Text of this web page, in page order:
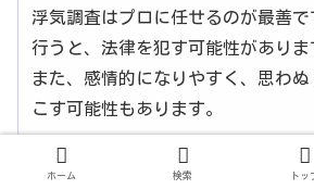
浮気調査はプロに任せるのが最善
行うと、法律を犯す可能性がありま
また、感情的になりやすく、思わ
こす可能性もあります。
ホーム 検索 トッ